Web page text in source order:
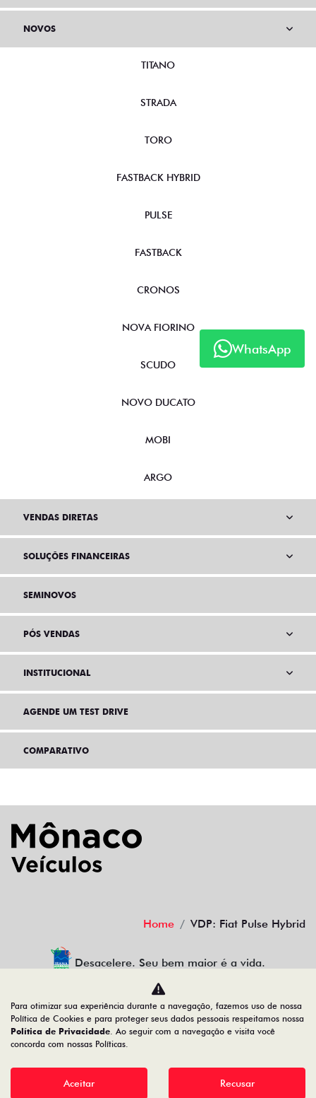
WhatsApp
NOVOS
TITANO
STRADA
TORO
FASTBACK HYBRID
PULSE
FASTBACK
CRONOS
NOVA FIORINO
SCUDO
NOVO DUCATO
MOBI
ARGO
VENDAS DIRETAS
SOLUÇÕES FINANCEIRAS
SEMINOVOS
PÓS VENDAS
INSTITUCIONAL
AGENDE UM TEST DRIVE
COMPARATIVO
Home VDP: Fiat Pulse Hybrid
Desacelere. Seu bem maior é a vida.
MONACO VEICULOS LTDA
18.548.319/0001-11
Desenvolvido pela DEALERSPACE ® Direitos Reservados.
Para otimizar sua experiência durante a navegação, fazemos uso de nossa
Política de Cookies e para proteger seus dados pessoais respeitamos nossa
Política de Privacidade. Ao seguir com a navegação e visita você
concorda com nossas Políticas.
Aceitar Recusar